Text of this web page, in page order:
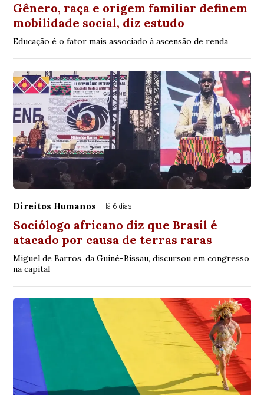
Gênero, raça e origem familiar definem
mobilidade social, diz estudo
Educação é o fator mais associado à ascensão de renda
Direitos Humanos Há 6 dias
Sociólogo africano diz que Brasil é
atacado por causa de terras raras
Miguel de Barros, da Guiné-Bissau, discursou em congresso
na capital